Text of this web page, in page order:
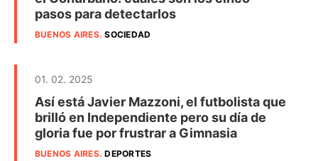
pasos para detectarlos
BUENOS AIRES.SOCIEDAD
01. 02. 2025
Así está Javier Mazzoni, el futbolista que
brilló en Independiente pero su día de
gloria fue por frustrar a Gimnasia
BUENOS AIRES.DEPORTES